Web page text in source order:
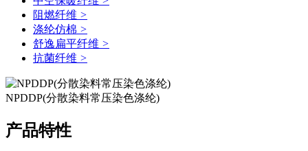
阻燃纤维 >
涤纶仿棉 >
舒逸扁平纤维 >
抗菌纤维 >
NPDDP(分散染料常压染色涤纶)
产品特性